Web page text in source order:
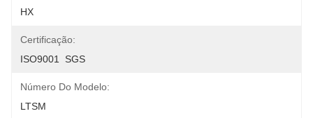
HX
Certificação:
ISO9001  SGS
Número Do Modelo:
LTSM